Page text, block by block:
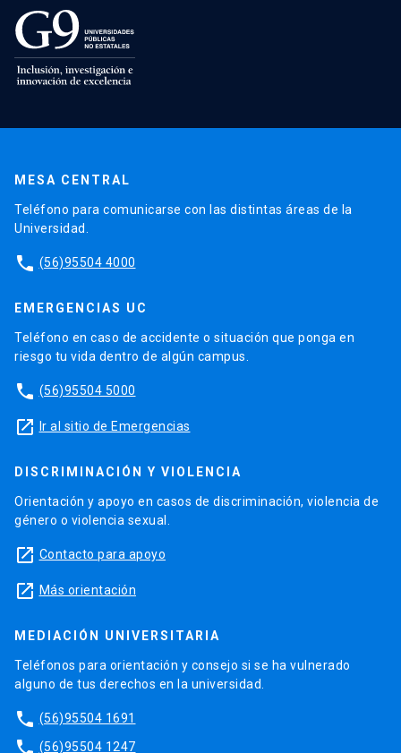
MESA CENTRAL
Teléfono para comunicarse con las distintas áreas de la
Universidad.
phone (56)95504 4000
EMERGENCIAS UC
Teléfono en caso de accidente o situación que ponga en
riesgo tu vida dentro de algún campus.
phone (56)95504 5000
launch Ir al sitio de Emergencias
DISCRIMINACIÓN Y VIOLENCIA
Orientación y apoyo en casos de discriminación, violencia de
género o violencia sexual.
launch Contacto para apoyo
launch Más orientación
MEDIACIÓN UNIVERSITARIA
Teléfonos para orientación y consejo si se ha vulnerado
alguno de tus derechos en la universidad.
phone (56)95504 1691
phone (56)95504 1247